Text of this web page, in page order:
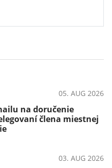
05. AUG 2026
na doručenie
člena miestnej
03. AUG 2026